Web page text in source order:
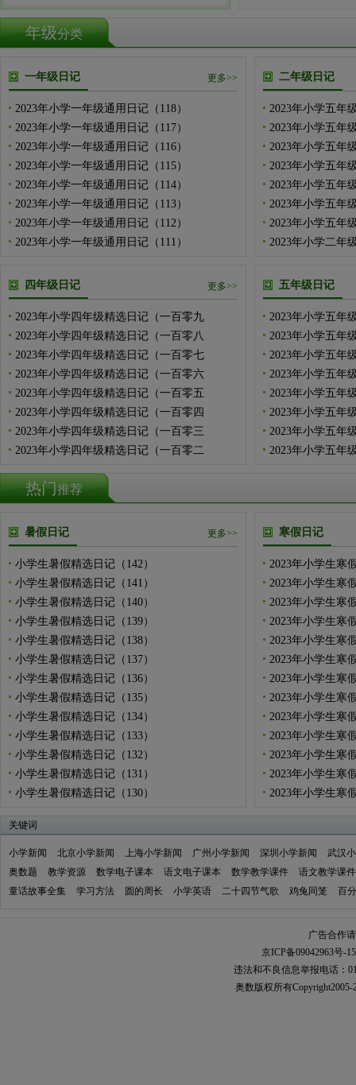
年级分类
更多>>
一年级日记
2023年小学一年级通用日记（118）
2023年小学一年级通用日记（117）
2023年小学一年级通用日记（116）
2023年小学一年级通用日记（115）
2023年小学一年级通用日记（114）
2023年小学一年级通用日记（113）
2023年小学一年级通用日记（112）
2023年小学一年级通用日记（111）
二年级日记
2023年小学五年
2023年小学五年
2023年小学五年
2023年小学五年
2023年小学五年
2023年小学五年
2023年小学五年
2023年小学二年
更多>>
四年级日记
2023年小学四年级精选日记（一百零九
2023年小学四年级精选日记（一百零八
2023年小学四年级精选日记（一百零七
2023年小学四年级精选日记（一百零六
2023年小学四年级精选日记（一百零五
2023年小学四年级精选日记（一百零四
2023年小学四年级精选日记（一百零三
2023年小学四年级精选日记（一百零二
五年级日记
2023年小学五年
2023年小学五年
2023年小学五年
2023年小学五年
2023年小学五年
2023年小学五年
2023年小学五年
2023年小学五年
热门推荐
更多>>
暑假日记
小学生暑假精选日记（142）
小学生暑假精选日记（141）
小学生暑假精选日记（140）
小学生暑假精选日记（139）
小学生暑假精选日记（138）
小学生暑假精选日记（137）
小学生暑假精选日记（136）
小学生暑假精选日记（135）
小学生暑假精选日记（134）
小学生暑假精选日记（133）
小学生暑假精选日记（132）
小学生暑假精选日记（131）
小学生暑假精选日记（130）
寒假日记
2023年小学生寒
2023年小学生寒
2023年小学生寒
2023年小学生寒
2023年小学生寒
2023年小学生寒
2023年小学生寒
2023年小学生寒
2023年小学生寒
2023年小学生寒
2023年小学生寒
2023年小学生寒
2023年小学生寒
关键词
小学新闻 北京小学新闻 上海小学新闻 广州小学新闻 深圳小学新闻
武汉
奥数题
教学资源 数学电子课本 语文电子课本 数学教学课件
语文教学课件
童话故事全集
学习方法 圆的周长 小学英语 二十四节气歌 鸡兔同笼 百
广告合作
京ICP备09042963号-15
违法和不良信息举报电话：
奥数 版权所有Copyright2005-